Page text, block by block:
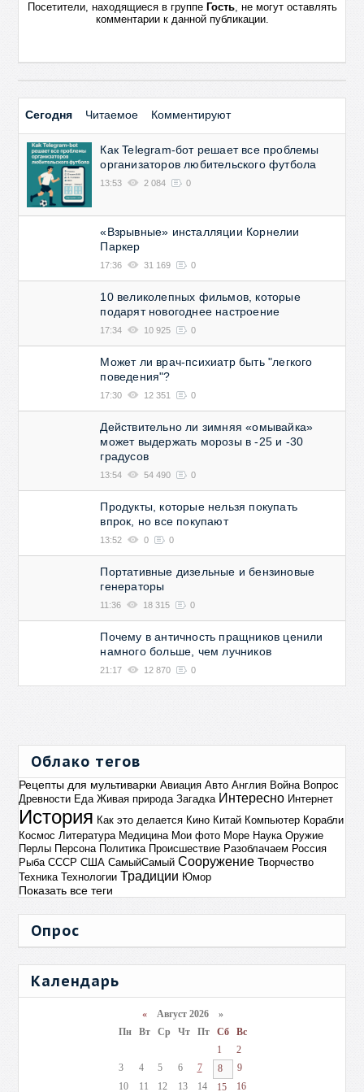
Посетители, находящиеся в группе Гость, не могут оставлять
комментарии к данной публикации.
Сегодня Читаемое Комментируют
Как Telegram-бот решает все проблемы
организаторов любительского футбола
13:53 2 084 0
«Взрывные» инсталляции Корнелии
Паркер
17:36 31 169 0
10 великолепных фильмов, которые
подарят новогоднее настроение
17:34 10 925 0
Может ли врач-психиатр быть "легкого
поведения"?
17:30 12 351 0
Действительно ли зимняя «омывайка»
может выдержать морозы в -25 и -30
градусов
13:54 54 490 0
Продукты, которые нельзя покупать
впрок, но все покупают
13:52 0 0
Портативные дизельные и бензиновые
генераторы
11:36 18 315 0
Почему в античность пращников ценили
намного больше, чем лучников
21:17 12 870 0
Облако тегов
Рецепты для мультиварки Авиация Авто Англия Война Вопрос
Древности Еда Живая природа Загадка Интересно Интернет
История Как это делается Кино Китай Компьютер Корабли
Космос Литература Медицина Мои фото Море Наука Оружие
Перлы Персона Политика Происшествие Разоблачаем Россия
Рыба СССР США СамыйСамый Сооружение Творчество
Техника Технологии Традиции Юмор
Показать все теги
Опрос
Календарь
«Август 2026 »
Пн
Вт Ср Чт Пт Сб
Вс
1
2
3
4 5 6 7 8
9
10
11 12 13 14 15 16